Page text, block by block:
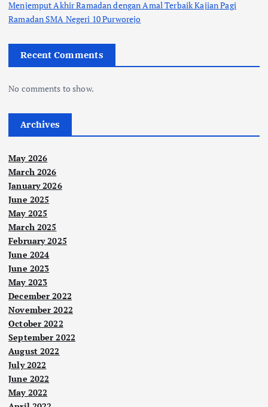
Menjemput Akhir Ramadan dengan Amal Terbaik Kajian Pagi
Ramadan SMA Negeri 10 Purworejo
Recent Comments
No comments to show.
Archives
May 2026
March 2026
January 2026
June 2025
May 2025
March 2025
February 2025
June 2024
June 2023
May 2023
December 2022
November 2022
October 2022
September 2022
August 2022
July 2022
June 2022
May 2022